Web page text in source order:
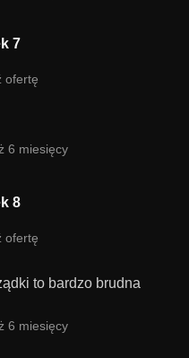
7
ofertę
6 miesięcy
8
ofertę
to bardzo brudna
6 miesięcy